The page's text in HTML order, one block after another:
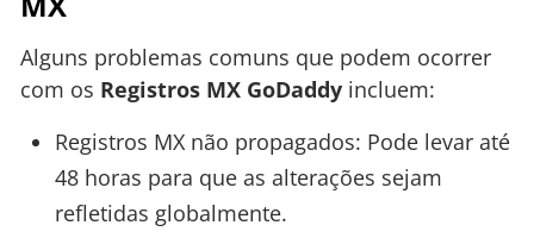
Alguns problemas comuns que podem ocorrer
com os Registros MX GoDaddy incluem:
Registros MX não propagados: Pode levar até
48 horas para que as alterações sejam
refletidas globalmente.